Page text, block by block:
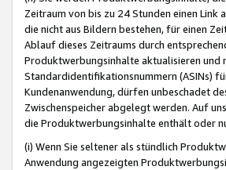
Zeitraum von bis zu 24 Stunden einen
die nicht aus Bildern bestehen, für einen
Ablauf dieses Zeitraums durch
Produktwerbungsinhalte aktualisieren und
Standardidentifikationsnummern (ASINs)
Kundenanwendung, dürfen unbeschadet
Zwischenspeicher abgelegt werden. Auf
die Produktwerbungsinhalte enthält oder
(i) Wenn Sie seltener als stündlich
Anwendung angezeigten